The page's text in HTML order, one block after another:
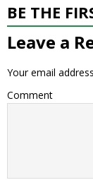
BE THE
Leave a
Your email
Comment